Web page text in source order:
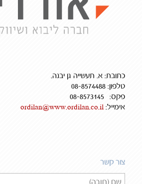
כתובת: א. תעשייה גן יבנה.
טלפון: 08-8574488
פקס: 08-8573145
אימייל: ordilan@www.ordilan.co.il
צור קשר